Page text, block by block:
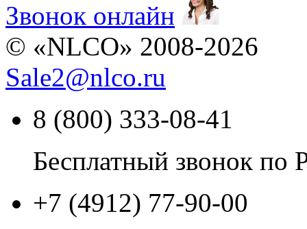
Звонок онлайн
© «NLCO» 2008-2026
Sale2@nlco.ru
8 (800) 333-08-41
Бесплатный звонок по
+7 (4912) 77-90-00